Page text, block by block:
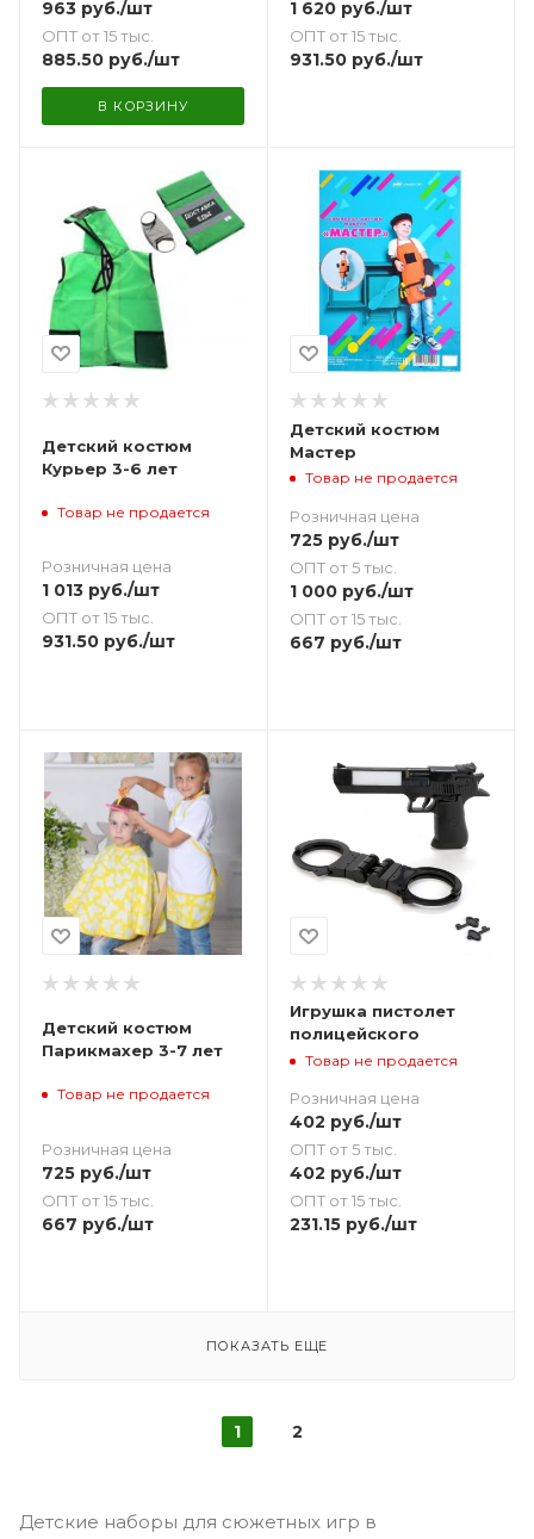
963 руб./шт
ОПТ от 15 тыс.
885.50 руб./шт
В КОРЗИНУ
1 620руб./шт
ОПТ от 15 тыс.
931.50руб./шт
Детский костюм
Курьер 3-6 лет
Товар не продается
Розничная цена
1 013 руб./шт
ОПТ от 15 тыс.
931.50 руб./шт
Детский костюм
Мастер
Товар не продается
Розничная цена
725руб./шт
ОПТ от 5 тыс.
1 000руб./шт
ОПТ от 15 тыс.
667 руб./шт
Детский костюм
Парикмахер 3-7 лет
Товар не продается
Розничная цена
725 руб./шт
ОПТ от 15 тыс.
667 руб./шт
Игрушка пистолет
полицейского
Товар не продается
Розничная цена
402 руб./шт
ОПТ от 5 тыс.
402 руб./шт
ОПТ от 15 тыс.
231.15руб./шт
ПОКАЗАТЬ ЕЩЕ
1 2
Детские наборы для сюжетных игр в